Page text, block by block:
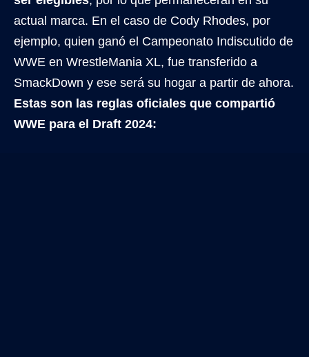
actual marca. En el caso de Cody Rhodes, por
ejemplo, quien ganó el Campeonato Indiscutido de
WWE en WrestleMania XL, fue transferido a
SmackDown y ese será su hogar a partir de ahora.
Estas son las reglas oficiales que compartió
WWE para el Draft 2024: